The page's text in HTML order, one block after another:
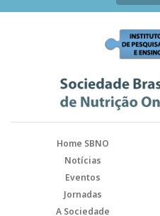
Home SBNO
Notícias
Eventos
Jornadas
A Sociedade